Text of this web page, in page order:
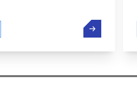
country for expats in 2026ルクセンブル